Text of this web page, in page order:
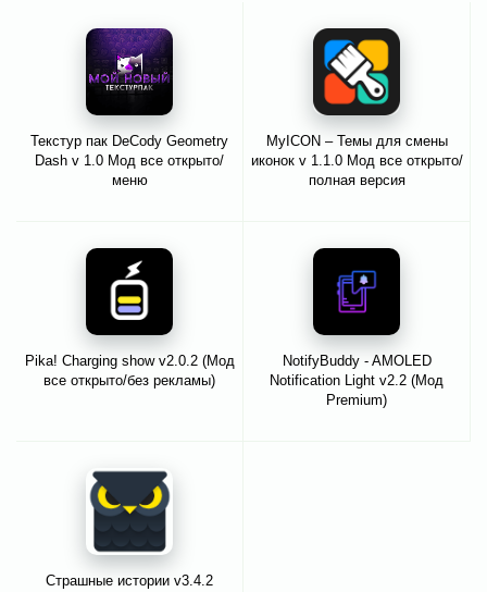
Текстур пак DeCody Geometry
Dash v 1.0 Мод все открыто/
меню
MyICON – Темы для смены
иконок v 1.1.0 Мод все открыто/
полная версия
Pika! Charging show v2.0.2 (Мод
все открыто/без рекламы)
NotifyBuddy - AMOLED
Notification Light v2.2 (Мод
Premium)
Страшные истории v3.4.2